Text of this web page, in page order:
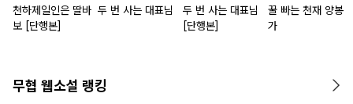
천하제일인은 딸바
보 [단행본]
두 번 사는 대표님
두 번 사는 대표님
[단행본]
꿀 빠는 천재 양봉
가
무협 웹소설 랭킹